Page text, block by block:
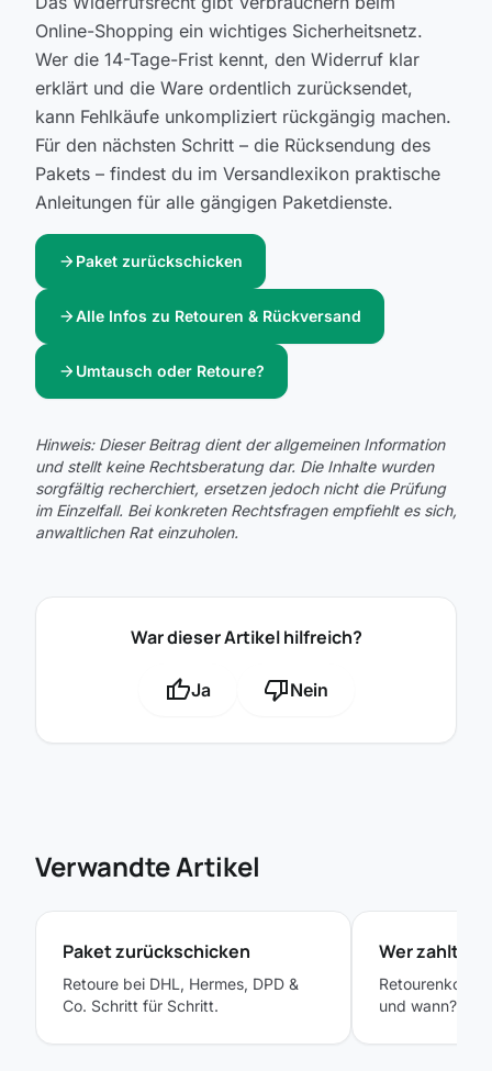
Online-Shopping ein wichtiges Sicherheitsnetz.
Wer die 14-Tage-Frist kennt, den Widerruf klar
erklärt und die Ware ordentlich zurücksendet,
kann Fehlkäufe unkompliziert rückgängig machen.
Für den nächsten Schritt – die Rücksendung des
Pakets – findest du im Versandlexikon praktische
Anleitungen für alle gängigen Paketdienste.
arrow_forward Paket zurückschicken
arrow_forwardAlle Infos zu Retouren & Rückversand
arrow_forward Umtausch oder Retoure?
Hinweis: Dieser Beitrag dient der allgemeinen Information
und stellt keine Rechtsberatung dar. Die Inhalte wurden
sorgfältig recherchiert, ersetzen jedoch nicht die Prüfung
im Einzelfall. Bei konkreten Rechtsfragen empfiehlt es sich,
anwaltlichen Rat einzuholen.
War dieser Artikel hilfreich?
thumb_upJa thumb_downNein
Verwandte Artikel
Paket zurückschicken
Retoure bei DHL, Hermes, DPD &
Co. Schritt für Schritt.
Wer zahlt
und wann?